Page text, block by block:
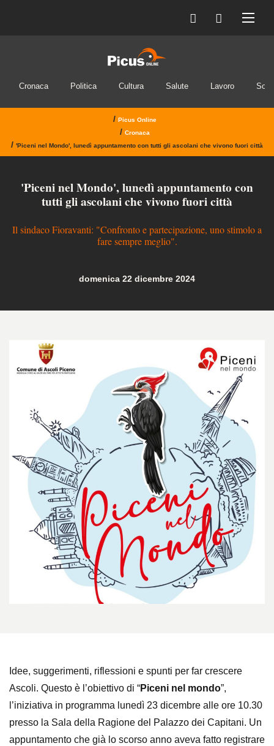
Cronaca Politica Cultura Salute Lavoro
/ Picus Online
/ Cronaca
/ 'Piceni nel Mondo', lunedì appuntamento con tutti gli ascolani che vivono fuori città
'Piceni nel Mondo', lunedì appuntamento con
tutti gli ascolani che vivono fuori città
Il sindaco Fioravanti: "Confronto e partecipazione, uno stimolo a
fare sempre meglio".
domenica 22 dicembre 2024
Idee, suggerimenti, riflessioni e spunti per far crescere
Ascoli. Questo è l’obiettivo di “Piceni nel mondo”,
l’iniziativa in programma lunedì 23 dicembre alle ore 10.30
presso la Sala della Ragione del Palazzo dei Capitani. Un
appuntamento che già lo scorso anno aveva fatto registrare